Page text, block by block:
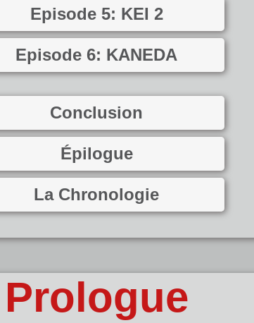
Episode 5: KEI 2
Episode 6: KANEDA
Conclusion
Épilogue
La Chronologie
Prologue